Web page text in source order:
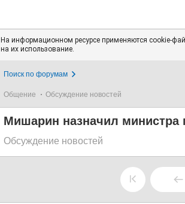
На информационном ресурсе применяются cookie-
на их использование.
Поиск по форумам
Общение Обсуждение новостей
Мишарин назначил
Обсуждение новостей